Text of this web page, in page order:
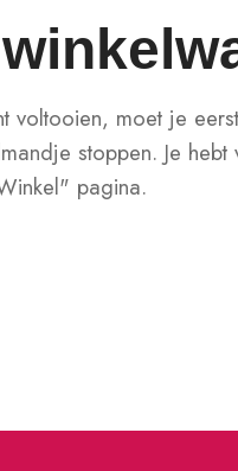
voltooien, moet je
stoppen. Je
pagina.